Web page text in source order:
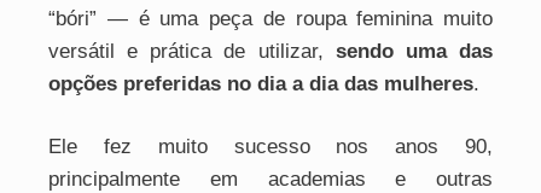
“bóri” — é uma peça de roupa feminina muito
versátil e prática de utilizar, sendo uma das
opções preferidas no dia a dia das mulheres.
Ele fez muito sucesso nos anos 90,
principalmente em academias e outras